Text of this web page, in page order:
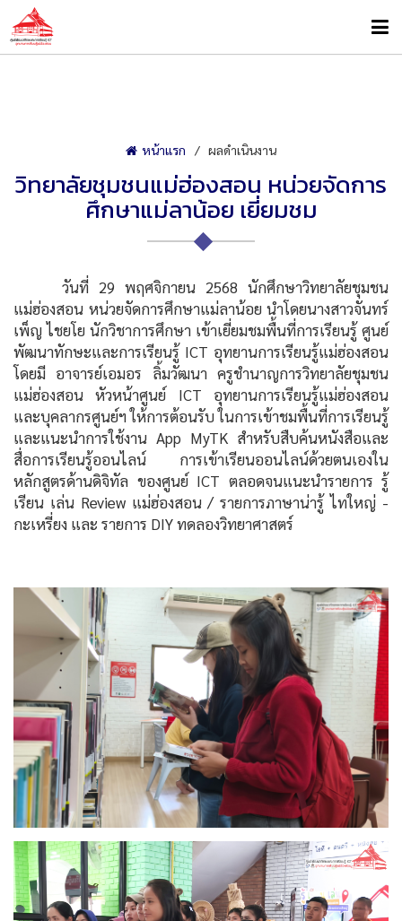
หน้าแรก ผลดำเนินงาน
วิทยาลัยชุมชนแม่ฮ่องสอน หน่วยจัดการ
ศึกษาแม่ลาน้อย เยี่ยมชม
วันที่ 29 พฤศจิกายน 2568 นักศึกษาวิทยาลัยชุมชน
แม่ฮ่องสอน หน่วยจัดการศึกษาแม่ลาน้อย นำโดยนางสาวจันทร์
เพ็ญ ไชยโย นักวิชาการศึกษา เข้าเยี่ยมชมพื้นที่การเรียนรู้ ศูนย์
พัฒนาทักษะและการเรียนรู้ ICT อุทยานการเรียนรู้แม่ฮ่องสอน
โดยมี อาจารย์เอมอร ลิ้มวัฒนา ครูชำนาญการวิทยาลัยชุมชน
แม่ฮ่องสอน หัวหน้าศูนย์ ICT อุทยานการเรียนรู้แม่ฮ่องสอน
และบุคลากรศูนย์ฯ ให้การต้อนรับ ในการเข้าชมพื้นที่การเรียนรู้
และแนะนำการใช้งาน App MyTK สำหรับสืบค้นหนังสือและ
สื่อการเรียนรู้ออนไลน์ การเข้าเรียนออนไลน์ด้วยตนเองใน
หลักสูตรด้านดิจิทัล ของศูนย์ ICT ตลอดจนแนะนำรายการ รู้
เรียน เล่น Review แม่ฮ่องสอน / รายการภาษาน่ารู้ ไทใหญ่ -
กะเหรี่ยง และ รายการ DIY ทดลองวิทยาศาสตร์